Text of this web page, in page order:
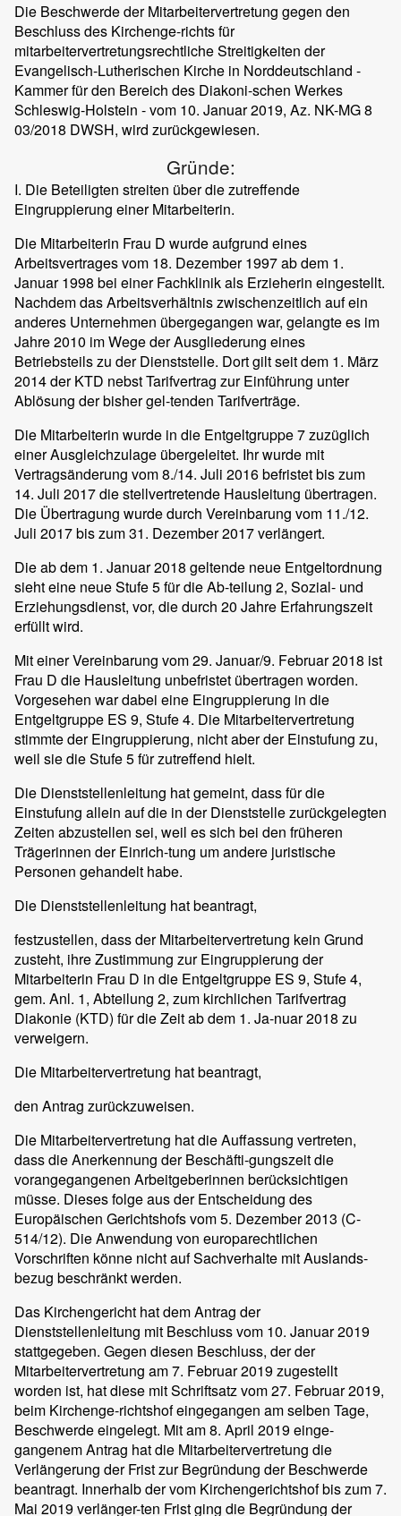
Die Beschwerde der Mitarbeitervertretung gegen den
Beschluss des Kirchenge-richts für
mitarbeitervertretungsrechtliche Streitigkeiten der
Evangelisch-Lutherischen Kirche in Norddeutschland -
Kammer für den Bereich des Diakoni-schen Werkes
Schleswig-Holstein - vom 10. Januar 2019, Az. NK-MG 8
03/2018 DWSH, wird zurückgewiesen.
Gründe:
I. Die Beteiligten streiten über die zutreffende
Eingruppierung einer Mitarbeiterin.
Die Mitarbeiterin Frau D wurde aufgrund eines
Arbeitsvertrages vom 18. Dezember 1997 ab dem 1.
Januar 1998 bei einer Fachklinik als Erzieherin eingestellt.
Nachdem das Arbeitsverhältnis zwischenzeitlich auf ein
anderes Unternehmen übergegangen war, gelangte es im
Jahre 2010 im Wege der Ausgliederung eines
Betriebsteils zu der Dienststelle. Dort gilt seit dem 1. März
2014 der KTD nebst Tarifvertrag zur Einführung unter
Ablösung der bisher gel-tenden Tarifverträge.
Die Mitarbeiterin wurde in die Entgeltgruppe 7 zuzüglich
einer Ausgleichzulage übergeleitet. Ihr wurde mit
Vertragsänderung vom 8./14. Juli 2016 befristet bis zum
14. Juli 2017 die stellvertretende Hausleitung übertragen.
Die Übertragung wurde durch Vereinbarung vom 11./12.
Juli 2017 bis zum 31. Dezember 2017 verlängert.
Die ab dem 1. Januar 2018 geltende neue Entgeltordnung
sieht eine neue Stufe 5 für die Ab-teilung 2, Sozial- und
Erziehungsdienst, vor, die durch 20 Jahre Erfahrungszeit
erfüllt wird.
Mit einer Vereinbarung vom 29. Januar/9. Februar 2018 ist
Frau D die Hausleitung unbefristet übertragen worden.
Vorgesehen war dabei eine Eingruppierung in die
Entgeltgruppe ES 9, Stufe 4. Die Mitarbeitervertretung
stimmte der Eingruppierung, nicht aber der Einstufung zu,
weil sie die Stufe 5 für zutreffend hielt.
Die Dienststellenleitung hat gemeint, dass für die
Einstufung allein auf die in der Dienststelle zurückgelegten
Zeiten abzustellen sei, weil es sich bei den früheren
Trägerinnen der Einrich-tung um andere juristische
Personen gehandelt habe.
Die Dienststellenleitung hat beantragt,
festzustellen, dass der Mitarbeitervertretung kein Grund
zusteht, ihre Zustimmung zur Eingruppierung der
Mitarbeiterin Frau D in die Entgeltgruppe ES 9, Stufe 4,
gem. Anl. 1, Abteilung 2, zum kirchlichen Tarifvertrag
Diakonie (KTD) für die Zeit ab dem 1. Ja-nuar 2018 zu
verweigern.
Die Mitarbeitervertretung hat beantragt,
den Antrag zurückzuweisen.
Die Mitarbeitervertretung hat die Auffassung vertreten,
dass die Anerkennung der Beschäfti-gungszeit die
vorangegangenen Arbeitgeberinnen berücksichtigen
müsse. Dieses folge aus der Entscheidung des
Europäischen Gerichtshofs vom 5. Dezember 2013 (C-
514/12). Die Anwendung von europarechtlichen
Vorschriften könne nicht auf Sachverhalte mit Auslands-
bezug beschränkt werden.
Das Kirchengericht hat dem Antrag der
Dienststellenleitung mit Beschluss vom 10. Januar 2019
stattgegeben. Gegen diesen Beschluss, der der
Mitarbeitervertretung am 7. Februar 2019 zugestellt
worden ist, hat diese mit Schriftsatz vom 27. Februar 2019,
beim Kirchenge-richtshof eingegangen am selben Tage,
Beschwerde eingelegt. Mit am 8. April 2019 einge-
gangenem Antrag hat die Mitarbeitervertretung die
Verlängerung der Frist zur Begründung der Beschwerde
beantragt. Innerhalb der vom Kirchengerichtshof bis zum 7.
Mai 2019 verlänger-ten Frist ging die Begründung der